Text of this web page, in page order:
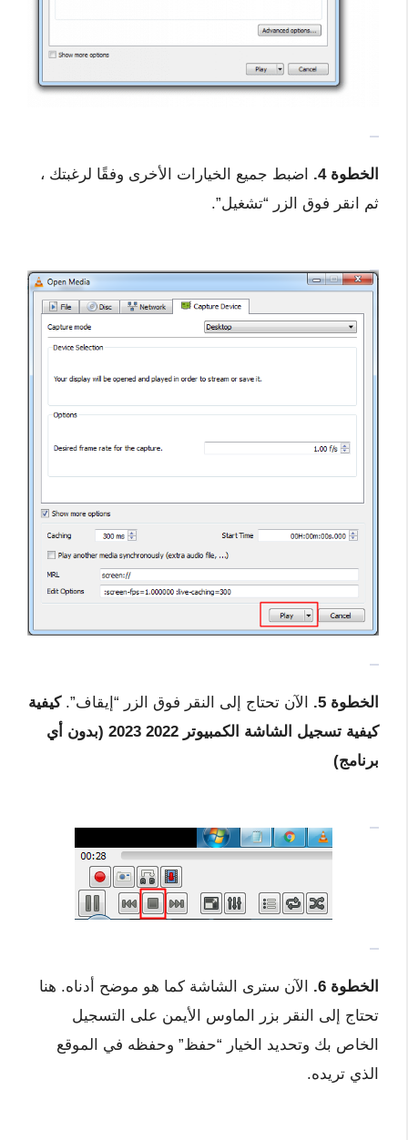
الخطوة 4.
اضبط جميع الخيارات الأخرى وفقًا لرغبتك ،
ثم انقر فوق الزر “تشغيل”.
الخطوة 5. الآن تحتاج إلى النقر فوق الزر “إيقاف”.كيفية
كيفية تسجيل الشاشة الكمبيوتر 2022 2023 (بدون أي
برنامج)
الخطوة 6.
الآن سترى الشاشة كما هو موضح أدناه. هنا
تحتاج إلى النقر بزر الماوس الأيمن على التسجيل
الخاص بك وتحديد الخيار “حفظ” وحفظه في الموقع
الذي تريده.